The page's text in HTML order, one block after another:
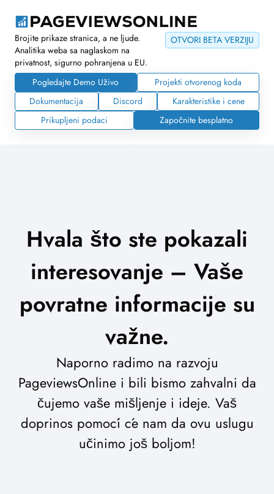
OTVORI BETA VERZIJU
Brojite prikaze stranica, a ne ljude.
Analitika weba sa naglaskom na
privatnost, sigurno pohranjena u EU.
Pogledajte Demo Uživo
Projekti otvorenog koda
Dokumentacija
Discord
Karakteristike i cene
Prikupljeni podaci
Započnite besplatno
Hvala što ste pokazali
interesovanje – Vaše
povratne informacije su
važne.
Naporno radimo na razvoju
PageviewsOnline i bili bismo zahvalni da
čujemo vaše mišljenje i ideje. Vaš
doprinos pomoći će nam da ovu uslugu
učinimo još boljom!